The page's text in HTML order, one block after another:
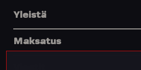
Yleistä
Maksatus